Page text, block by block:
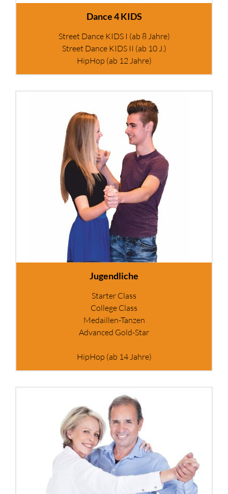
Dance 4 KIDS
Street Dance KIDS I (ab 8 Jahre)
Street Dance KIDS II (ab 10 J.)
HipHop (ab 12 Jahre)
Jugendliche
Starter Class
College Class
Medaillen-Tanzen
Advanced Gold-Star
HipHop (ab 14 Jahre)